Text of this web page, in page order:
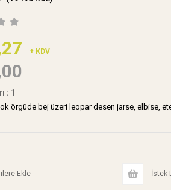
+ KDV
: 1
tok örgüde bej üzeri leopar desen jarse, elbise,
Ekle İstek